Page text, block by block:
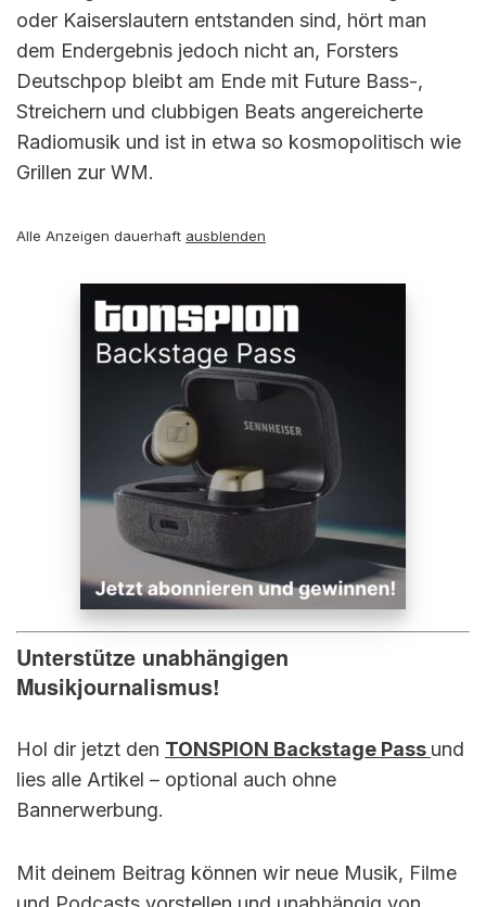
oder Kaiserslautern entstanden sind, hört man
dem Endergebnis jedoch nicht an, Forsters
Deutschpop bleibt am Ende mit Future Bass-,
Streichern und clubbigen Beats angereicherte
Radiomusik und ist in etwa so kosmopolitisch wie
Grillen zur WM.
Alle Anzeigen dauerhaft ausblenden
Unterstütze unabhängigen
Musikjournalismus!
Hol dir jetzt den TONSPION Backstage Pass und
lies alle Artikel – optional auch ohne
Bannerwerbung.
Mit deinem Beitrag können wir neue Musik, Filme